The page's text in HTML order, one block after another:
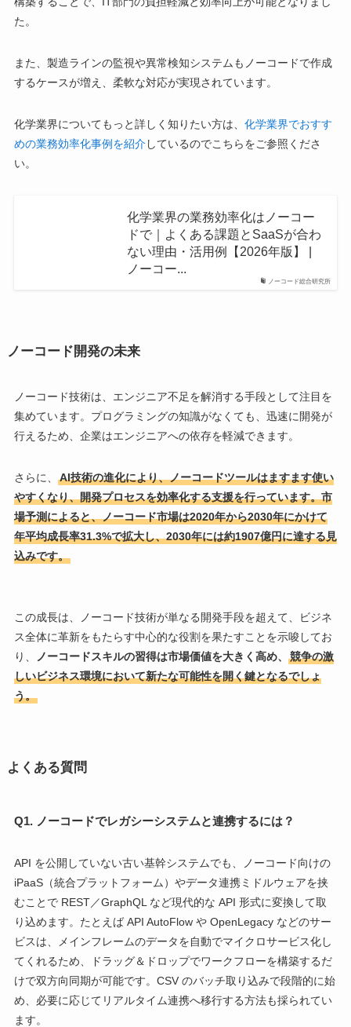
た。
また、製造ラインの監視や異常検知システムもノーコードで作成
するケースが増え、柔軟な対応が実現されています。
化学業界についてもっと詳しく知りたい方は、 化学業界でおすす
めの業務効率化事例を紹介しているのでこちらをご参照くださ
い。
ノーコード総合研究所
化学業界の業務効率化はノーコー
ドで｜よくある課題とSaaSが合わ
ない理由・活用例【2026年版】 |
ノーコー...
ノーコード開発の未来
ノーコード技術は、エンジニア不足を解消する手段として注目を
集めています。プログラミングの知識がなくても、迅速に開発が
行えるため、企業はエンジニアへの依存を軽減できます。
さらに、
AI技術の進化により、ノーコードツールはますます使い
やすくなり、開発プロセスを効率化する支援を行っています。市
場予測によると、ノーコード市場は2020年から2030年にかけて
年平均成長率31.3%で拡大し、2030年には約1907億円に達する見
込みです。
この成長は、ノーコード技術が単なる開発手段を超えて、ビジネ
ス全体に革新をもたらす中心的な役割を果たすことを示唆してお
り、
ノーコードスキルの習得は市場価値を大きく高め、
競争の激
しいビジネス環境において新たな可能性を開く鍵となるでしょ
う。
よくある質問
Q1. ノーコードでレガシーシステムと連携するには？
API を公開していない古い基幹システムでも、ノーコード向けの
iPaaS（統合プラットフォーム）やデータ連携ミドルウェアを挟
むことで REST／GraphQL など現代的な API 形式に変換して取
り込めます。たとえば API AutoFlow や OpenLegacy などのサー
ビスは、メインフレームのデータを自動でマイクロサービス化し
てくれるため、ドラッグ＆ドロップでワークフローを構築するだ
けで双方向同期が可能です。CSV のバッチ取り込みで段階的に始
め、必要に応じてリアルタイム連携へ移行する方法も採られてい
ます。